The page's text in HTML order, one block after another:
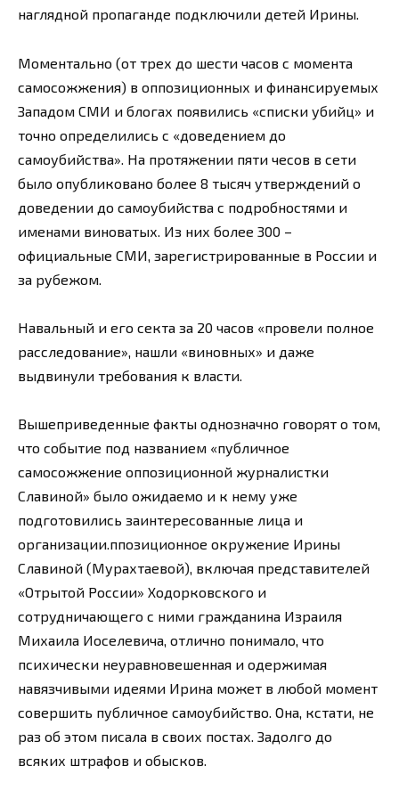
наглядной пропаганде подключили детей Ирины.
Моментально (от трех до шести часов с момента
самосожжения) в оппозиционных и финансируемых
Западом СМИ и блогах появились «списки убийц» и
точно определились с «доведением до
самоубийства». На протяжении пяти чесов в сети
было опубликовано более 8 тысяч утверждений о
доведении до самоубийства с подробностями и
именами виноватых. Из них более 300 –
официальные СМИ, зарегистрированные в России и
за рубежом.
Навальный и его секта за 20 часов «провели полное
расследование», нашли «виновных» и даже
выдвинули требования к власти.
Вышеприведенные факты однозначно говорят о том,
что событие под названием «публичное
самосожжение оппозиционной журналистки
Славиной» было ожидаемо и к нему уже
подготовились заинтересованные лица и
организации.ппозиционное окружение Ирины
Славиной (Мурахтаевой), включая представителей
«Отрытой России» Ходорковского и
сотрудничающего с ними гражданина Израиля
Михаила Иоселевича, отлично понимало, что
психически неуравновешенная и одержимая
навязчивыми идеями Ирина может в любой момент
совершить публичное самоубийство. Она, кстати, не
раз об этом писала в своих постах. Задолго до
всяких штрафов и обысков.